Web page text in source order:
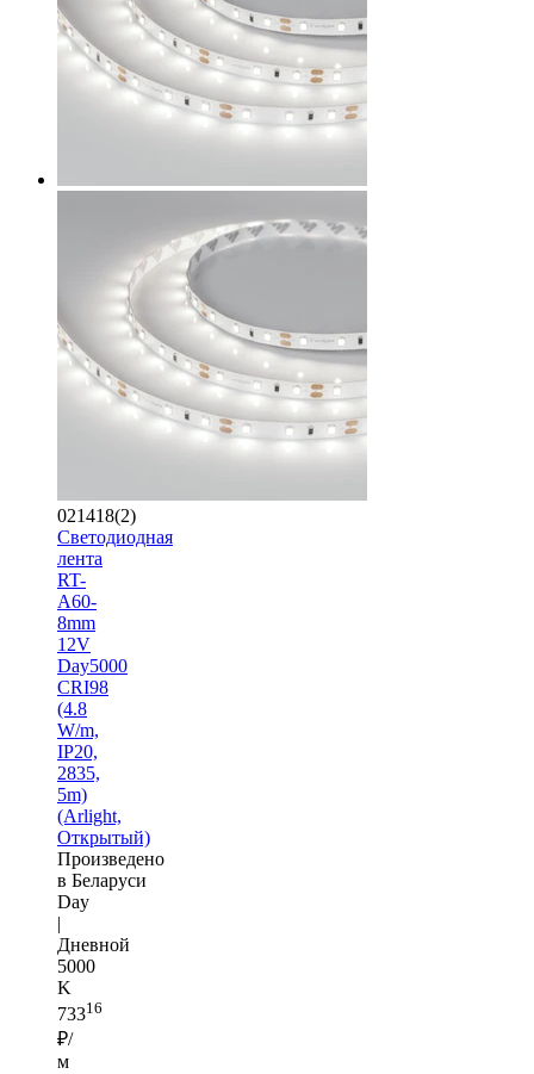
021418(2)
Светодиодная
лента
RT-
A60-
8mm
12V
Day5000
CRI98
(4.8
W/m,
IP20,
2835,
5m)
(Arlight,
Открытый)
Произведено
в Беларуси
Day
|
Дневной
5000
K
73316
₽/
м